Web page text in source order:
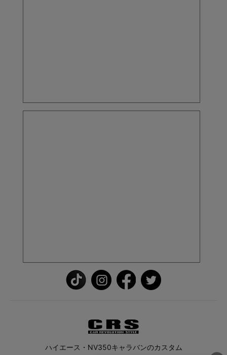
ハイエース・NV350キャラバンのカスタム